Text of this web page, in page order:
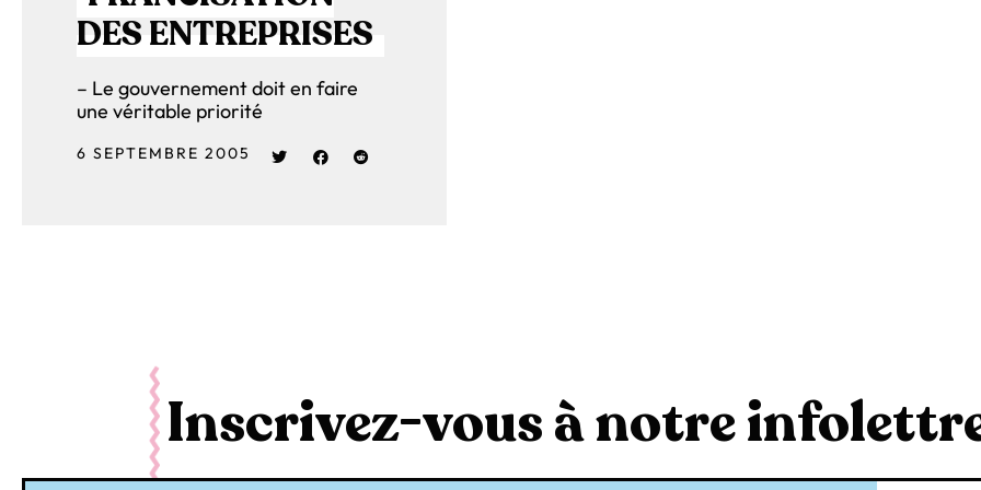
DES ENTREPRISES
– Le gouvernement doit en faire
une véritable priorité
6 SEPTEMBRE 2005
Inscrivez-vous à notre